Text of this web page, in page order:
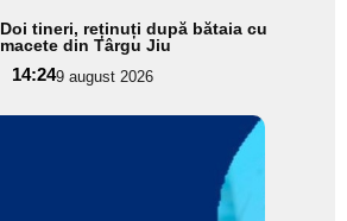
Doi tineri, reținuți după bătaia cu
macete din Târgu Jiu
14:249 august 2026